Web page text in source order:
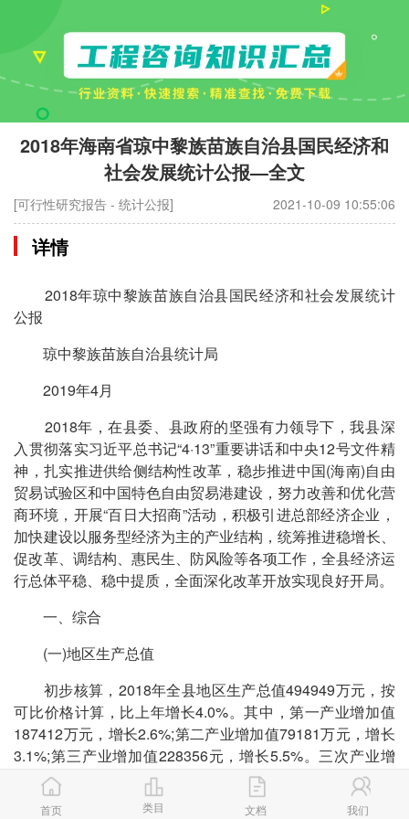
2018年海南省琼中黎族苗族自治县国民经济和
社会发展统计公报—全文
[可行性研究报告 - 统计公报] 2021-10-09 10:55:06
详情
2018年琼中黎族苗族自治县国民经济和社会发展统计
公报
琼中黎族苗族自治县统计局
2019年4月
2018年，在县委、县政府的坚强有力领导下，我县深
入贯彻落实习近平总书记“4·13”重要讲话和中央12号文件精
神，扎实推进供给侧结构性改革，稳步推进中国(海南)自由
贸易试验区和中国特色自由贸易港建设，努力改善和优化营
商环境，开展“百日大招商”活动，积极引进总部经济企业，
加快建设以服务型经济为主的产业结构，统筹推进稳增长、
促改革、调结构、惠民生、防风险等各项工作，全县经济运
行总体平稳、稳中提质，全面深化改革开放实现良好开局。
一、综合
(一)地区生产总值
初步核算，2018年全县地区生产总值494949万元，按
可比价格计算，比上年增长4.0%。其中，第一产业增加值
187412万元，增长2.6%;第二产业增加值79181万元，增长
3.1%;第三产业增加值228356元，增长5.5%。三次产业增
加值占地区生产总值的比重分别为37.9:16.0:46.1。
(二)人均地区生产总值
首页 类目 文档 我们